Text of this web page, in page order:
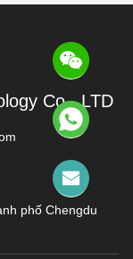
Co., LTD
phố Chengdu